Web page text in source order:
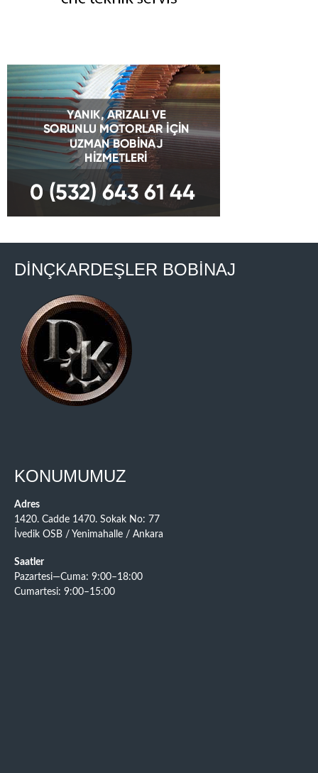
DİNÇKARDEŞLER BOBİNAJ
KONUMUMUZ
Adres
1420. Cadde 1470. Sokak No: 77
İvedik OSB / Yenimahalle / Ankara
Saatler
Pazartesi—Cuma: 9:00–18:00
Cumartesi: 9:00–15:00